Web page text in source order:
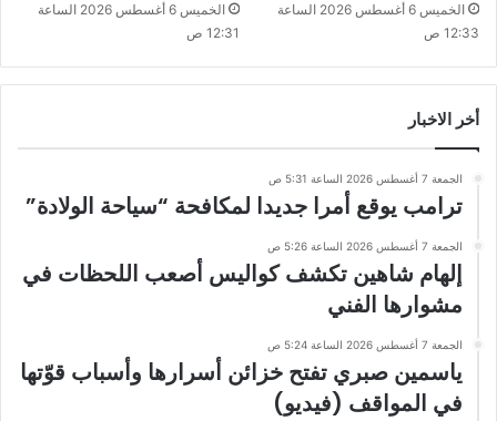
الخميس 6 أغسطس 2026 الساعة
12:33 ص
الخميس 6 أغسطس 2026 الساعة
12:31 ص
أخر الاخبار
الجمعة 7 أغسطس 2026 الساعة 5:31 ص
ترامب يوقع أمرا جديدا لمكافحة “سياحة الولادة”
الجمعة 7 أغسطس 2026 الساعة 5:26 ص
إلهام شاهين تكشف كواليس أصعب اللحظات في
مشوارها الفني
الجمعة 7 أغسطس 2026 الساعة 5:24 ص
ياسمين صبري تفتح خزائن أسرارها وأسباب قوّتها
في المواقف (فيديو)